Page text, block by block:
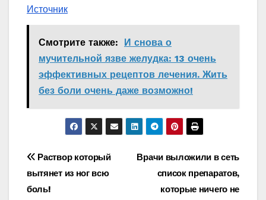
Источник
Смотрите также:
И снова о
мучительной язве желудка: 13 очень
эффективных рецептов лечения. Жить
без боли очень даже возможно!
Навигация
по
Врачи выложили в сеть
список препаратов,
которые ничего не
Раствор который
вытянет из ног всю
боль!